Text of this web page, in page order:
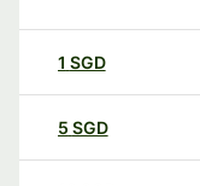
1 SGD
5 SGD